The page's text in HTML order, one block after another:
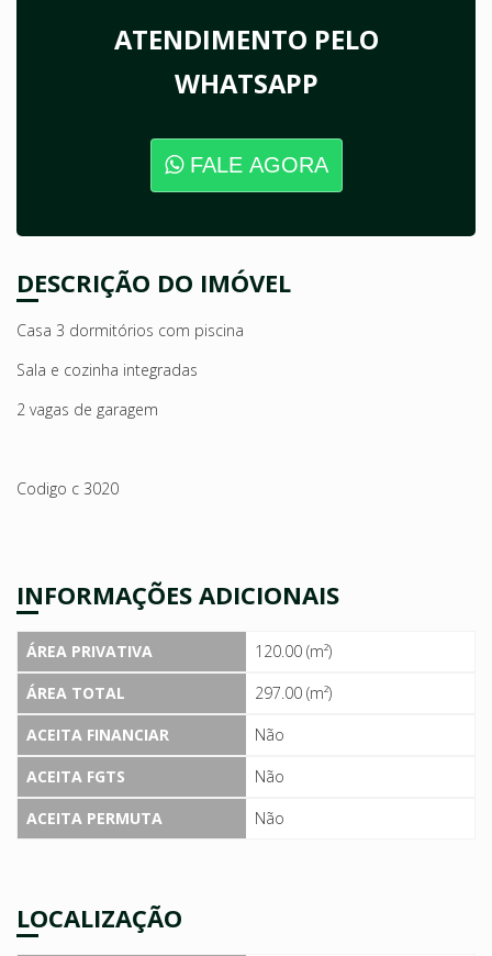
ATENDIMENTO PELO
WHATSAPP
FALE AGORA
DESCRIÇÃO DO IMÓVEL
Casa 3 dormitórios com piscina
Sala e cozinha integradas
2 vagas de garagem
Codigo c 3020
INFORMAÇÕES ADICIONAIS
ÁREA PRIVATIVA
120.00 (m²)
ÁREA TOTAL
297.00 (m²)
ACEITA FINANCIAR
Não
ACEITA FGTS
Não
ACEITA PERMUTA
Não
LOCALIZAÇÃO